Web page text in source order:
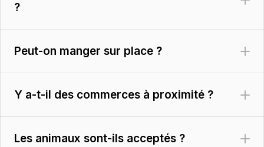
?
Peut-on manger sur place ?
Y a-t-il des commerces à proximité ?
Les animaux sont-ils acceptés ?